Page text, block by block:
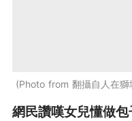
Photo from 翻攝自人在
網民讚嘆女兒懂做包